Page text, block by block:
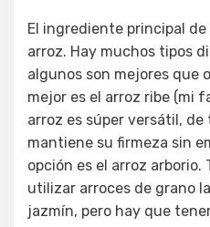
El ingrediente principal de
arroz. Hay muchos tipos
algunos son mejores que
mejor es el arroz ribe (mi
arroz es súper versátil, de
mantiene su firmeza sin
opción es el arroz arborio.
utilizar arroces de grano
jazmín, pero hay que